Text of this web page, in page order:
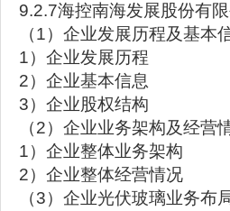
9.2.7海控南海发展股份有限
（1）企业发展历程及基本
1）企业发展历程
2）企业基本信息
3）企业股权结构
（2）企业业务架构及经营
1）企业整体业务架构
2）企业整体经营情况
（3）企业光伏玻璃业务布